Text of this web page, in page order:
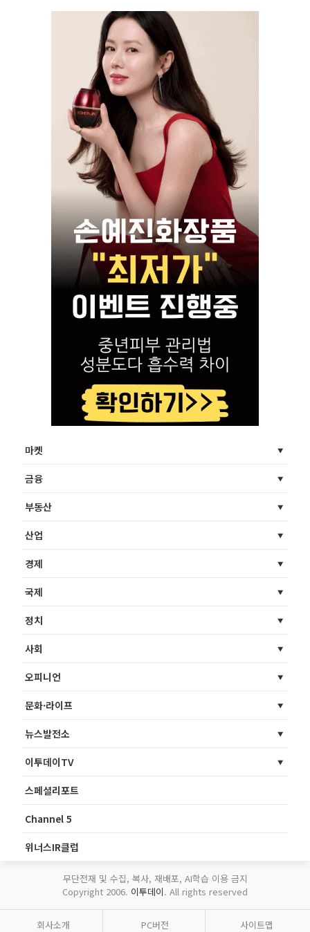
마켓
금융
부동산
산업
경제
국제
정치
사회
오피니언
문화·라이프
뉴스발전소
이투데이TV
스페셜리포트
Channel 5
위너스IR클럽
무단전재 및 수집, 복사, 재배포, AI학습 이용 금지
Copyright 2006. 이투데이. All rights reserved
회사소개 PC버전 사이트맵